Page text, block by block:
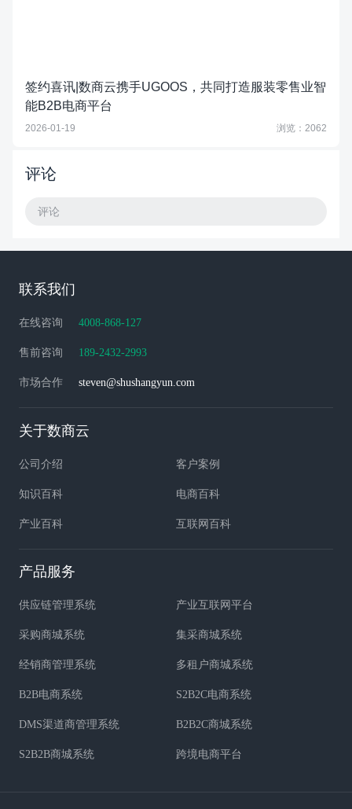
签约喜讯|数商云携手UGOOS，共同打造服装零售业智
能B2B电商平台
2026-01-19 浏览：2062
评论
评论
联系我们
在线咨询 4008-868-127
售前咨询 189-2432-2993
市场合作 steven@shushangyun.com
关于数商云
公司介绍 客户案例
知识百科 电商百科
产业百科 互联网百科
产品服务
供应链管理系统 产业互联网平台
采购商城系统 集采商城系统
经销商管理系统 多租户商城系统
B2B电商系统 S2B2C电商系统
DMS渠道商管理系统 B2B2C商城系统
S2B2B商城系统 跨境电商平台